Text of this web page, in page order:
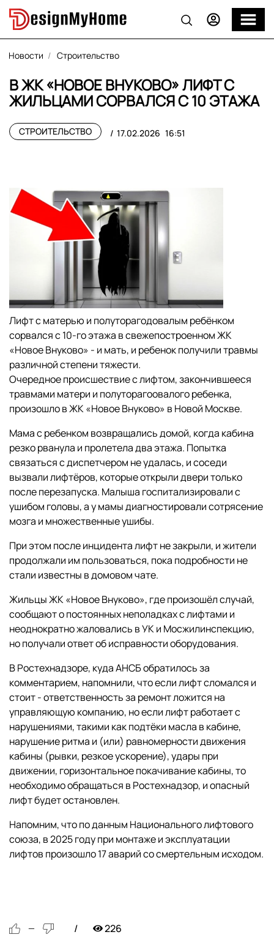
Новости Строительство
В ЖК «НОВОЕ ВНУКОВО» ЛИФТ С
ЖИЛЬЦАМИ СОРВАЛСЯ С 10 ЭТАЖА
СТРОИТЕЛЬСТВО 17.02.2026 16:51
Лифт с матерью и полуторагодовалым ребёнком
сорвался с 10-го этажа в свежепостроенном ЖК
«Новое Внуково» - и мать, и ребенок получили травмы
различной степени тяжести.
Очередное происшествие с лифтом, закончившееся
травмами матери и полуторагоовалого ребенка,
произошло в ЖК «Новое Внуково» в Новой Москве.
Мама с ребенком возвращались домой, когда кабина
резко рванула и пролетела два этажа. Попытка
связаться с диспетчером не удалась, и соседи
вызвали лифтёров, которые открыли двери только
после перезапуска. Малыша госпитализировали с
ушибом головы, а у мамы диагностировали сотрясение
мозга и множественные ушибы.
При этом после инцидента лифт не закрыли, и жители
продолжали им пользоваться, пока подробности не
стали известны в домовом чате.
Жильцы ЖК «Новое Внуково», где произошёл случай,
сообщают о постоянных неполадках с лифтами и
неоднократно жаловались в УК и Мосжилинспекцию,
но получали ответ об исправности оборудования.
В Ростехнадзоре, куда АНСБ обратилось за
комментарием, напомнили, что если лифт сломался и
стоит - ответственность за ремонт ложится на
управляющую компанию, но если лифт работает с
нарушениями, такими как подтёки масла в кабине,
нарушение ритма и (или) равномерности движения
кабины (рывки, резкое ускорение), удары при
движении, горизонтальное покачивание кабины, то
необходимо обращаться в Ростехнадзор, и опасный
лифт будет остановлен.
Напомним, что по данным Национального лифтового
союза, в 2025 году при монтаже и эксплуатации
лифтов произошло 17 аварий со смертельным исходом.
— 226